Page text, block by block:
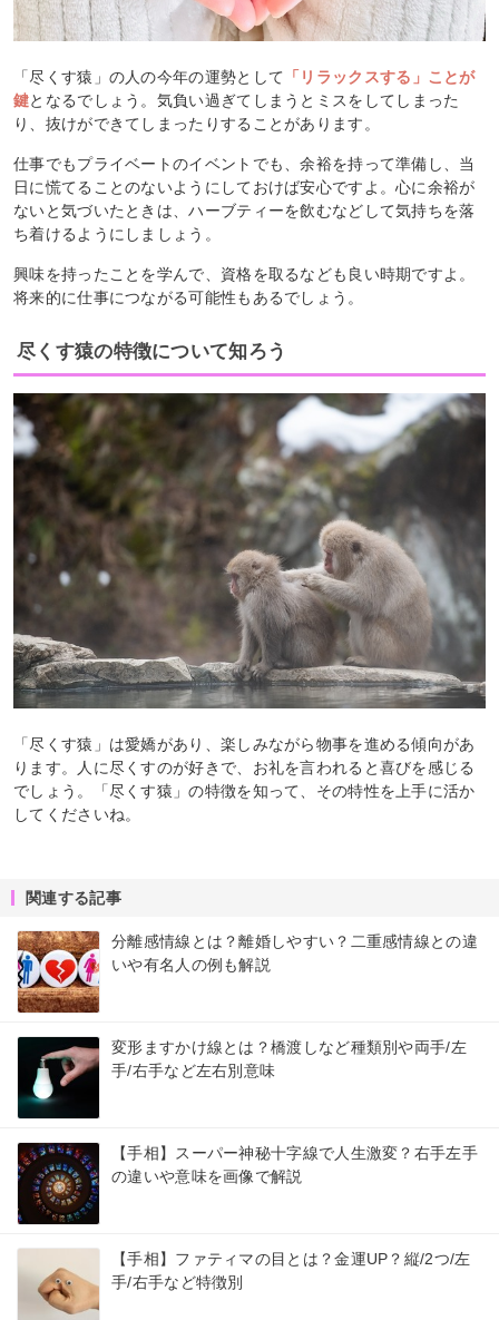
「尽くす猿」の人の今年の運勢として 「リラックスする」ことが
鍵となるでしょう。気負い過ぎてしまうとミスをしてしまった
り、抜けができてしまったりすることがあります。
仕事でもプライベートのイベントでも、余裕を持って準備し、当
日に慌てることのないようにしておけば安心ですよ。心に余裕が
ないと気づいたときは、ハーブティーを飲むなどして気持ちを落
ち着けるようにしましょう。
興味を持ったことを学んで、資格を取るなども良い時期ですよ。
将来的に仕事につながる可能性もあるでしょう。
尽くす猿の特徴について知ろう
「尽くす猿」は愛嬌があり、楽しみながら物事を進める傾向があ
ります。人に尽くすのが好きで、お礼を言われると喜びを感じる
でしょう。「尽くす猿」の特徴を知って、その特性を上手に活か
してくださいね。
関連する記事
分離感情線とは？離婚しやすい？二重感情線との違
いや有名人の例も解説
変形ますかけ線とは？橋渡しなど種類別や両手/左
手/右手など左右別意味
【手相】スーパー神秘十字線で人生激変？右手左手
の違いや意味を画像で解説
【手相】ファティマの目とは？金運UP？縦/2つ/左
手/右手など特徴別